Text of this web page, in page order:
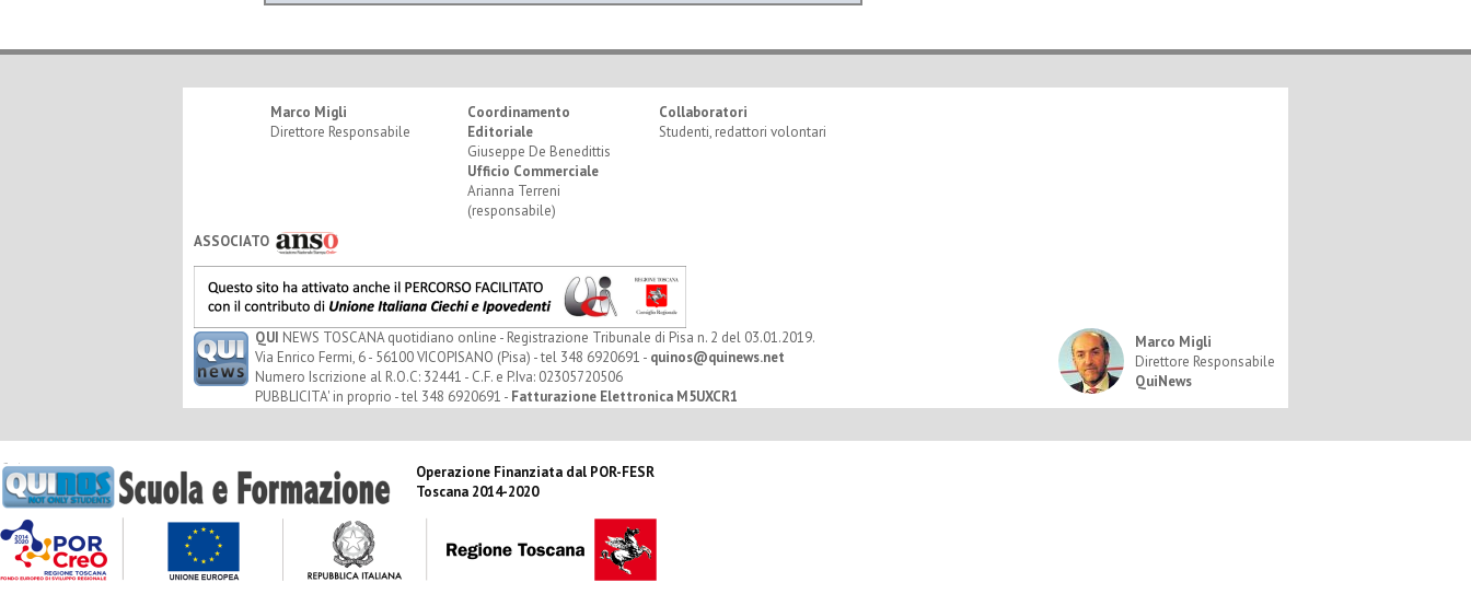
Marco Migli
Direttore Responsabile
Coordinamento
Editoriale
Giuseppe De Benedittis
Ufficio Commerciale
Arianna Terreni
(responsabile)
Collaboratori
Studenti, redattori volontari
ASSOCIATO
QUI NEWS TOSCANA quotidiano online - Registrazione Tribunale di Pisa n. 2 del 03.01.2019.
Via Enrico Fermi, 6 - 56100 VICOPISANO (Pisa) - tel 348 6920691 - quinos@quinews.net
Numero Iscrizione al R.O.C: 32441 - C.F. e P.Iva: 02305720506
PUBBLICITA' in proprio - tel 348 6920691 - Fatturazione Elettronica M5UXCR1
Marco Migli
Direttore Responsabile
QuiNews
Operazione Finanziata dal POR-FESR
Toscana 2014-2020